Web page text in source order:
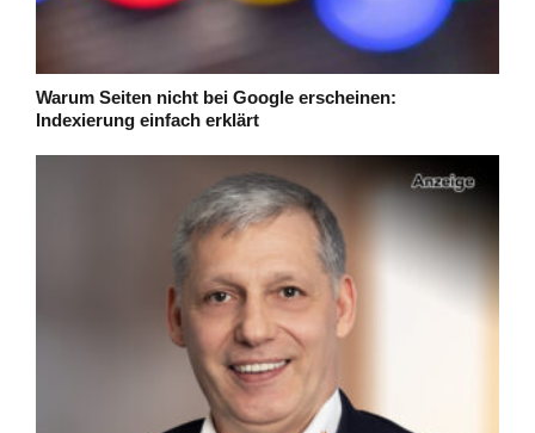
Warum Seiten nicht bei Google erscheinen:
Indexierung einfach erklärt